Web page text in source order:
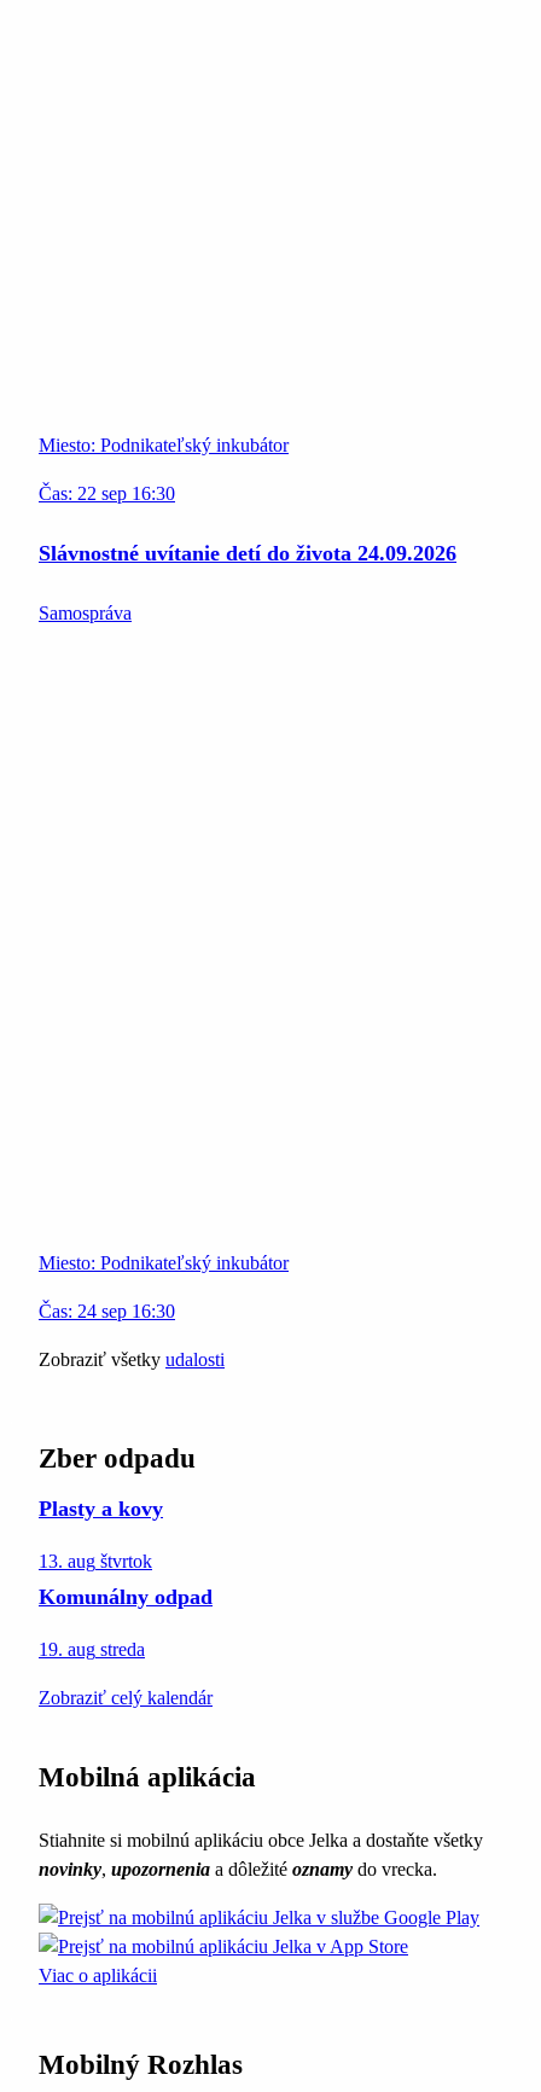
Miesto: Podnikateľský inkubátor
Čas: 22 sep 16:30
Slávnostné uvítanie detí do života 24.09.2026
Samospráva
Miesto: Podnikateľský inkubátor
Čas: 24 sep 16:30
Zobraziť všetky udalosti
Zber odpadu
Plasty a kovy
13. aug štvrtok
Komunálny odpad
19. aug streda
Zobraziť celý kalendár
Mobilná aplikácia
Stiahnite si mobilnú aplikáciu obce Jelka a dostaňte všetky
novinky, upozornenia a dôležité oznamy do vrecka.
Viac o aplikácii
Mobilný Rozhlas